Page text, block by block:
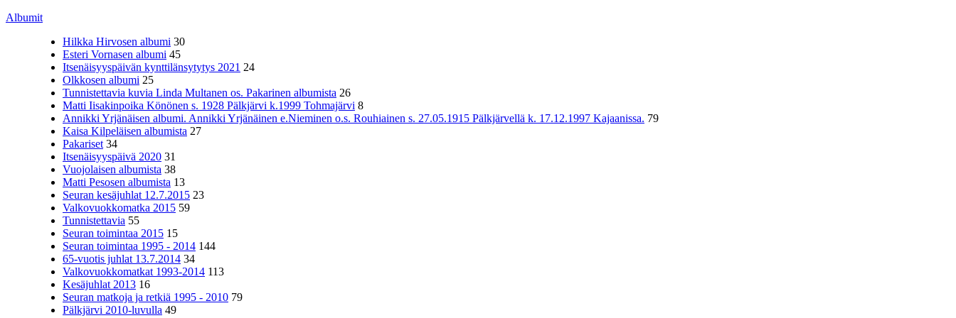
Albumit
Hilkka Hirvosen albumi 30
Esteri Vornasen albumi 45
Itsenäisyyspäivän kynttilänsytytys 2021 24
Olkkosen albumi 25
Tunnistettavia kuvia Linda Multanen os. Pakarinen albumista 26
Matti Iisakinpoika Könönen s. 1928 Pälkjärvi k.1999 Tohmajärvi 8
Annikki Yrjänäisen albumi. Annikki Yrjänäinen e.Nieminen o.s. Rouhiainen s. 27.05.1915 Pälkjärvellä k. 17.12.1997 Kajaanissa. 79
Kaisa Kilpeläisen albumista 27
Pakariset 34
Itsenäisyyspäivä 2020 31
Vuojolaisen albumista 38
Matti Pesosen albumista 13
Seuran kesäjuhlat 12.7.2015 23
Valkovuokkomatka 2015 59
Tunnistettavia 55
Seuran toimintaa 2015 15
Seuran toimintaa 1995 - 2014 144
65-vuotis juhlat 13.7.2014 34
Valkovuokkomatkat 1993-2014 113
Kesäjuhlat 2013 16
Seuran matkoja ja retkiä 1995 - 2010 79
Pälkjärvi 2010-luvulla 49